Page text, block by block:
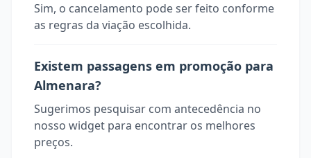
Sim, o cancelamento pode ser feito conforme
as regras da viação escolhida.
Existem passagens em promoção para
Almenara?
Sugerimos pesquisar com antecedência no
nosso widget para encontrar os melhores
preços.